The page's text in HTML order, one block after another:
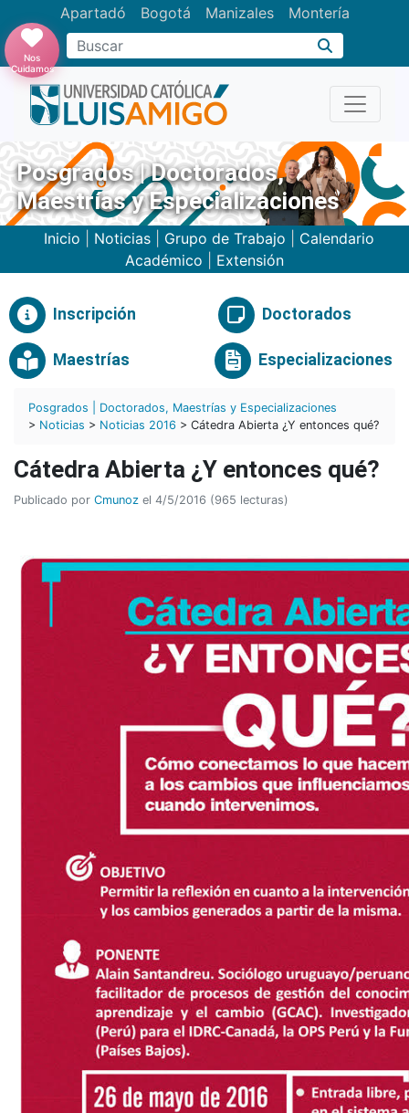
Apartadó Bogotá Manizales Montería
Buscar
Nos
Cuidamos
Posgrados | Doctorados,
Maestrías y Especializaciones
Inicio Noticias Grupo de Trabajo
Calendario
Académico
Extensión
Inscripción Doctorados
Maestrías Especializaciones
Posgrados | Doctorados, Maestrías y Especializaciones
> Noticias > Noticias 2016 > Cátedra Abierta ¿Y entonces qué?
Cátedra Abierta ¿Y entonces qué?
Publicado por Cmunoz el 4/5/2016 (965 lecturas)